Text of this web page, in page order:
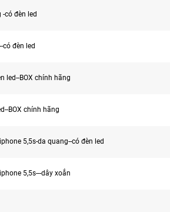
có đèn led
có đèn led
led--BOX chính hãng
BOX chính hãng
5,5s-da quang--có đèn led
5,5s---dây xoắn